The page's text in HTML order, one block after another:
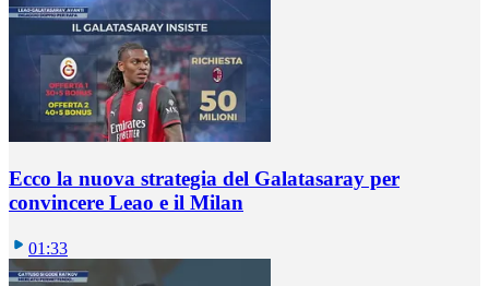
Ecco la nuova strategia del Galatasaray per
convincere Leao e il Milan
01:33